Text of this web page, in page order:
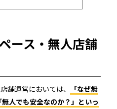
ース・無人店舗
舗運営においては、
「なぜ無
人でも安全なのか？」といっ